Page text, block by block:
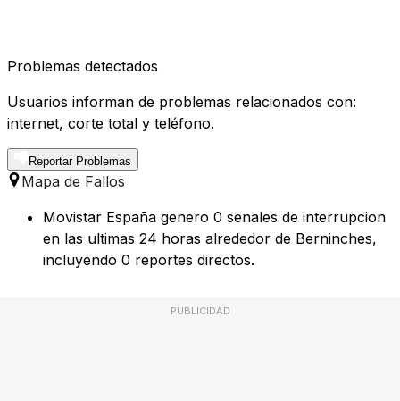
Problemas detectados
Usuarios informan de problemas relacionados con:
internet, corte total y teléfono.
Reportar Problemas
Mapa de Fallos
Movistar España genero 0 senales de interrupcion
en las ultimas 24 horas alrededor de Berninches,
incluyendo 0 reportes directos.
PUBLICIDAD